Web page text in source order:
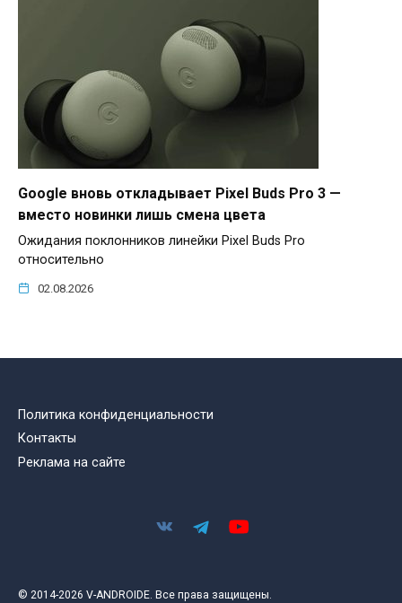
Google вновь откладывает Pixel Buds Pro 3 —
вместо новинки лишь смена цвета
Ожидания поклонников линейки Pixel Buds Pro
относительно
02.08.2026
Политика конфиденциальности
Контакты
Реклама на сайте
© 2014-2026 V-ANDROIDE. Все права защищены.